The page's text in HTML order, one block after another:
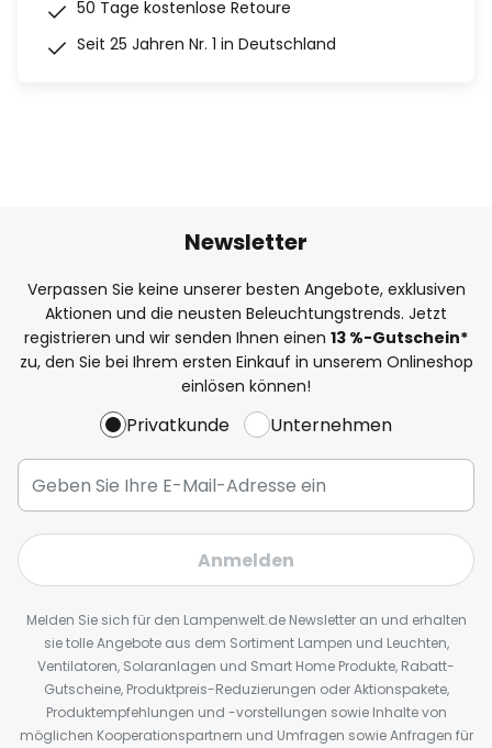
50 Tage kostenlose Retoure
Seit 25 Jahren Nr. 1 in Deutschland
Newsletter
Verpassen Sie keine unserer besten Angebote, exklusiven
Aktionen und die neusten Beleuchtungstrends. Jetzt
registrieren und wir senden Ihnen einen 13 %-Gutschein*
zu, den Sie bei Ihrem ersten Einkauf in unserem Onlineshop
einlösen können!
Privatkunde Unternehmen
Anmelden
Melden Sie sich für den Lampenwelt.de Newsletter an und erhalten
sie tolle Angebote aus dem Sortiment Lampen und Leuchten,
Ventilatoren, Solaranlagen und Smart Home Produkte, Rabatt-
Gutscheine, Produktpreis-Reduzierungen oder Aktionspakete,
Produktempfehlungen und -vorstellungen sowie Inhalte von
möglichen Kooperationspartnern und Umfragen sowie Anfragen für